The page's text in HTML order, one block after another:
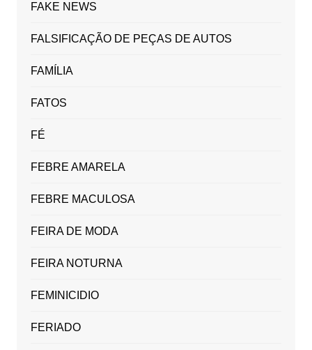
FAKE NEWS
FALSIFICAÇÃO DE PEÇAS DE AUTOS
FAMÍLIA
FATOS
FÉ
FEBRE AMARELA
FEBRE MACULOSA
FEIRA DE MODA
FEIRA NOTURNA
FEMINICIDIO
FERIADO